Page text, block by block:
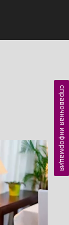
справочная информация